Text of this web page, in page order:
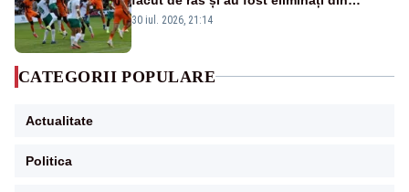
Conference League
30 iul. 2026, 21:14
CATEGORII POPULARE
Actualitate
Politica